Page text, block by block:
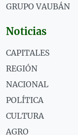
GRUPO VAUBÁN
Noticias
CAPITALES
REGIÓN
NACIONAL
POLÍTICA
CULTURA
AGRO